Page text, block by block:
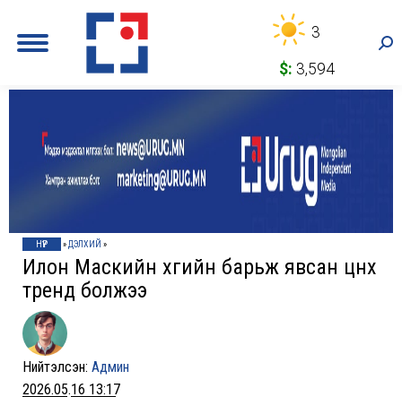
3
$: 3,594
НҮҮР »ДЭЛХИЙ »
Илон Маскийн хүүгийн барьж явсан цүнх
тренд болжээ
Нийтэлсэн: Админ
2026.05.16 13:17